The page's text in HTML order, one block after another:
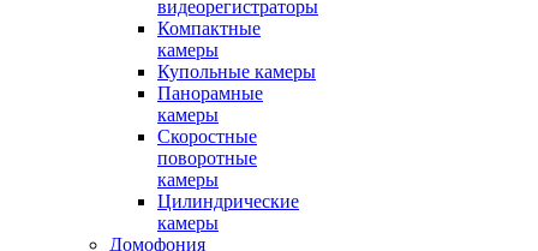
видеорегистраторы
Компактные
камеры
Купольные камеры
Панорамные
камеры
Скоростные
поворотные
камеры
Цилиндрические
камеры
Домофония